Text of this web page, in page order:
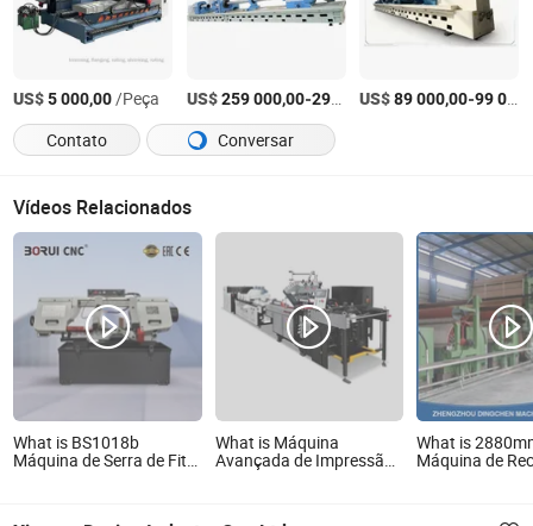
US$5 000,00/Peça US$259 000,00-299 000,00 /Peça
US$89 000,00-99 000,00
Contato Conversar
Vídeos Relacionados
What is BS1018b
Máquina de Serra de Fita
What is Máquina
Avançada de Impressão
What is
Máquina de